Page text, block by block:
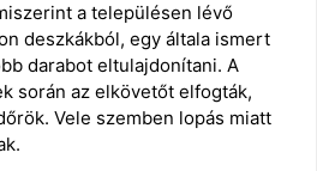
a településen lévő
deszkákból, egy általa ismert
darabot eltulajdonítani. A
során az elkövetőt elfogták,
Vele szemben lopás miatt